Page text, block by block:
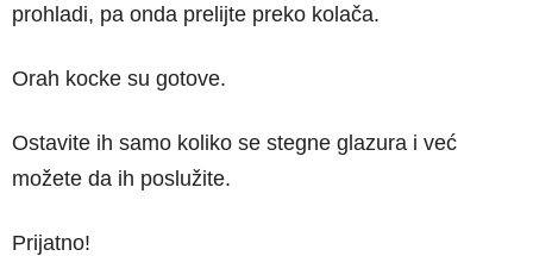
prohladi, pa onda prelijte preko kolača.
Orah kocke su gotove.
Ostavite ih samo koliko se stegne glazura i već
možete da ih poslužite.
Prijatno!